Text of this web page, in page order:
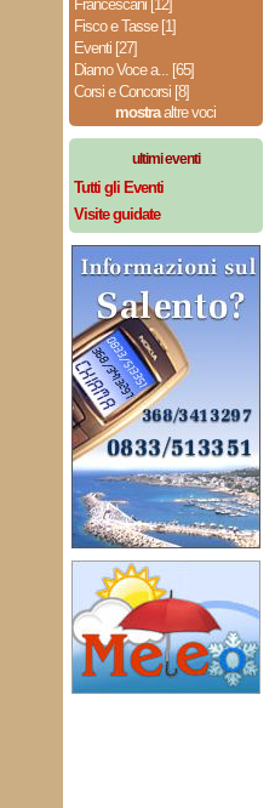
Francescani [12]
Fisco e Tasse [1]
Eventi [27]
Diamo Voce a... [65]
Corsi e Concorsi [8]
mostraaltre voci
ultimi eventi
Tutti gli Eventi
Visite guidate